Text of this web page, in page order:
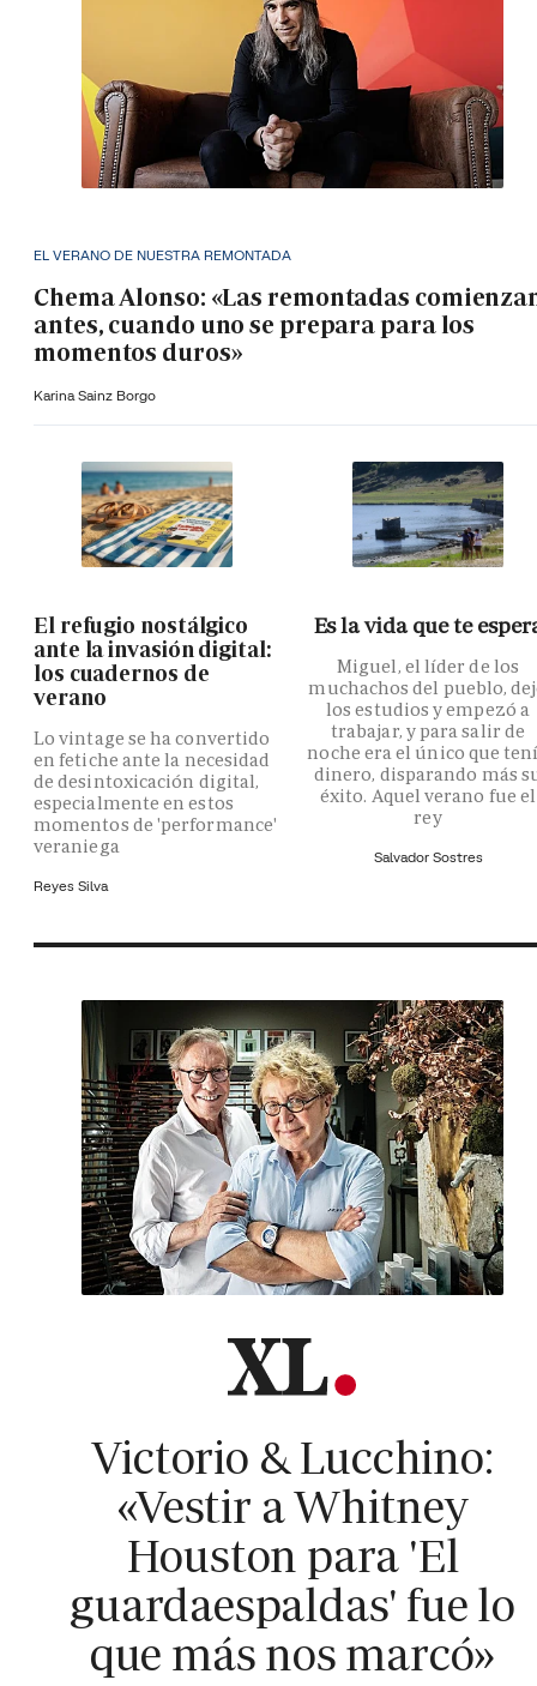
EL VERANO DE NUESTRA REMONTADA
Chema Alonso: «Las remontadas
antes, cuando uno se prepara para los
momentos duros»
Karina Sainz Borgo
El refugio nostálgico
ante la invasión digital:
los cuadernos de
verano
Lo vintage se ha convertido
en fetiche ante la necesidad
de desintoxicación digital,
especialmente en estos
momentos de 'performance'
veraniega
Reyes Silva
Es la vida que te
Miguel, el líder de los
muchachos del pueblo,
los estudios y empezó a
trabajar, y para salir de
noche era el único que
dinero, disparando más
éxito. Aquel verano fue el
rey
Salvador Sostres
Victorio & Lucchino:
«Vestir a Whitney
Houston para 'El
guardaespaldas' fue lo
que más nos marcó»